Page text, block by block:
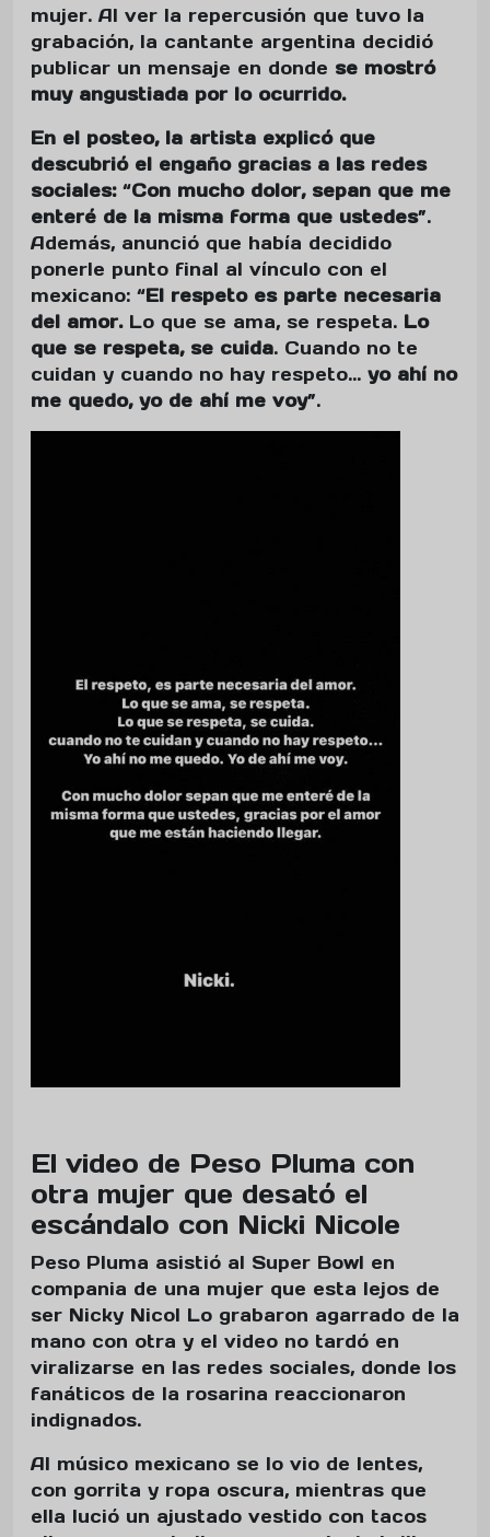
mujer. Al ver la repercusión que tuvo la
grabación, la cantante argentina decidió
publicar un mensaje en donde se mostró
muy angustiada por lo ocurrido.
En el posteo, la artista explicó que
descubrió el engaño gracias a las redes
sociales: “Con mucho dolor, sepan que me
enteré de la misma forma que ustedes”.
Además, anunció que había decidido
ponerle punto final al vínculo con el
mexicano: “El respeto es parte necesaria
del amor.Lo que se ama, se respeta. Lo
que se respeta, se cuida. Cuando no te
cuidan y cuando no hay respeto... yo ahí no
me quedo, yo de ahí me voy”.
El video de Peso Pluma con
otra mujer que desató el
escándalo con Nicki Nicole
Peso Pluma asistió al Super Bowl en
compania de una mujer que esta lejos de
ser Nicky Nicol Lo grabaron agarrado de la
mano con otra y el video no tardó en
viralizarse en las redes sociales, donde los
fanáticos de la rosarina reaccionaron
indignados.
Al músico mexicano se lo vio de lentes,
con gorrita y ropa oscura, mientras que
ella lució un ajustado vestido con tacos